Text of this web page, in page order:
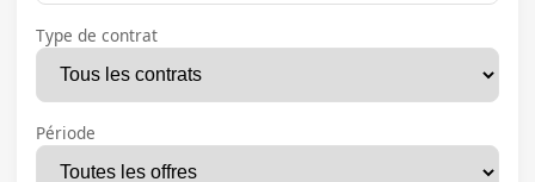
Type de contrat
Période